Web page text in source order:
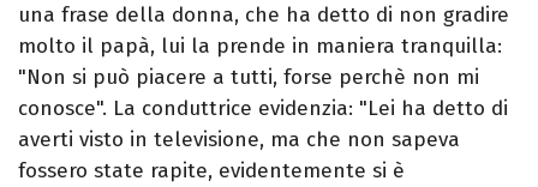
una frase della donna, che ha detto di non gradire
molto il papà, lui la prende in maniera tranquilla:
"Non si può piacere a tutti, forse perchè non mi
conosce". La conduttrice evidenzia: "Lei ha detto di
averti visto in televisione, ma che non sapeva
fossero state rapite, evidentemente si è